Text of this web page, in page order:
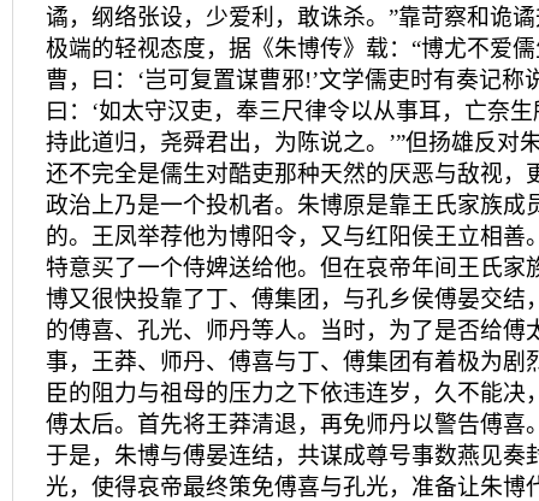
谲，纲络张设，少爱利，敢诛杀。”靠苛察和诡
极端的轻视态度，据《朱博传》载：“博尤不爱
曹，曰：‘岂可复置谋曹邪!’文学儒吏时有奏记称
曰：‘如太守汉吏，奉三尺律令以从事耳，亡奈
持此道归，尧舜君出，为陈说之。’”但扬雄反对
还不完全是儒生对酷吏那种天然的厌恶与敌视，
政治上乃是一个投机者。朱博原是靠王氏家族成
的。王凤举荐他为博阳令，又与红阳侯王立相善
特意买了一个侍婢送给他。但在哀帝年间王氏家
博又很快投靠了丁、傅集团，与孔乡侯傅晏交结
的傅喜、孔光、师丹等人。当时，为了是否给傅
事，王莽、师丹、傅喜与丁、傅集团有着极为剧
臣的阻力与祖母的压力之下依违连岁，久不能决
傅太后。首先将王莽清退，再免师丹以警告傅喜
于是，朱博与傅晏连结，共谋成尊号事数燕见奏
光，使得哀帝最终策免傅喜与孔光，准备让朱博